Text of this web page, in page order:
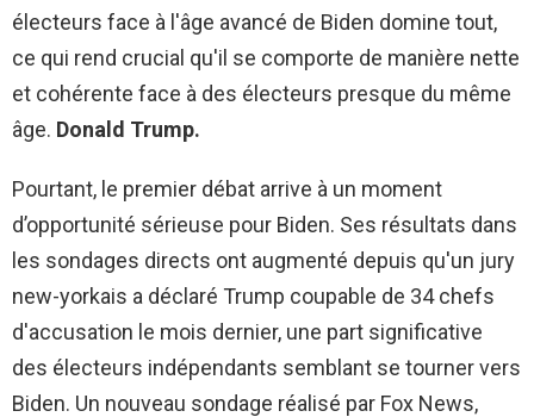
électeurs face à l'âge avancé de Biden domine tout,
ce qui rend crucial qu'il se comporte de manière nette
et cohérente face à des électeurs presque du même
âge. Donald Trump.
Pourtant, le premier débat arrive à un moment
d’opportunité sérieuse pour Biden. Ses résultats dans
les sondages directs ont augmenté depuis qu'un jury
new-yorkais a déclaré Trump coupable de 34 chefs
d'accusation le mois dernier, une part significative
des électeurs indépendants semblant se tourner vers
Biden. Un nouveau sondage réalisé par Fox News,